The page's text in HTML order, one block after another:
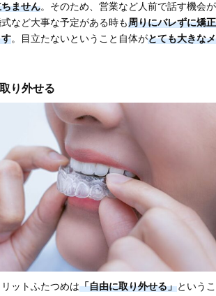
ません。そのため、営業など人前で話す機会が
など大事な予定がある時も周りにバレずに矯正
。目立たないということ自体がとても大きなメ
り外せる
ットふたつめは「自由に取り外せる」というこ